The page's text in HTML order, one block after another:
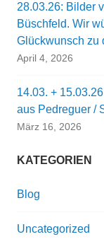
28.03.26: Bilder
Büschfeld. Wir
Glückwunsch zu
April 4, 2026
14.03. +
aus Pedreguer /
März 16, 2026
KATEGORIEN
Blog
Uncategorized